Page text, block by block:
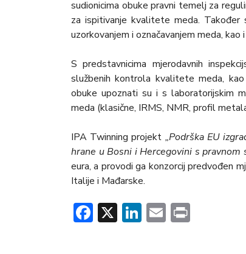
sudionicima obuke pravni temelj za
za ispitivanje kvalitete meda. Također
uzorkovanjem i označavanjem meda,
S predstavnicima mjerodavnih
službenih kontrola kvalitete meda,
obuke upoznati su i s laboratorijskim
meda (klasične, IRMS, NMR, profil
IPA Twinning projekt „Podrška EU
hrane u Bosni i Hercegovini s pravnom
eura, a provodi ga konzorcij predvođen
Italije i Mađarske.
Facebook
X LinkedIn
Email